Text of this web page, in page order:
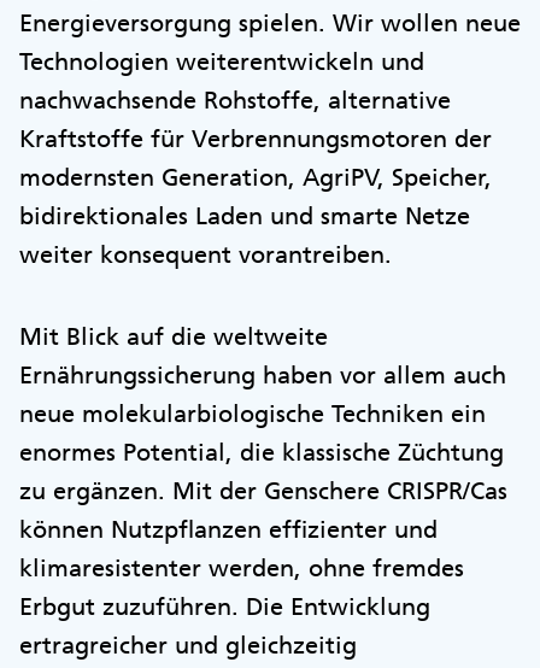
Energieversorgung spielen. Wir wollen neue
Technologien weiterentwickeln und
nachwachsende Rohstoffe, alternative
Kraftstoffe für Verbrennungsmotoren der
modernsten Generation, AgriPV, Speicher,
bidirektionales Laden und smarte Netze
weiter konsequent vorantreiben.
Mit Blick auf die weltweite
Ernährungssicherung haben vor allem auch
neue molekularbiologische Techniken ein
enormes Potential, die klassische Züchtung
zu ergänzen. Mit der Genschere CRISPR/Cas
können Nutzpflanzen effizienter und
klimaresistenter werden, ohne fremdes
Erbgut zuzuführen. Die Entwicklung
ertragreicher und gleichzeitig